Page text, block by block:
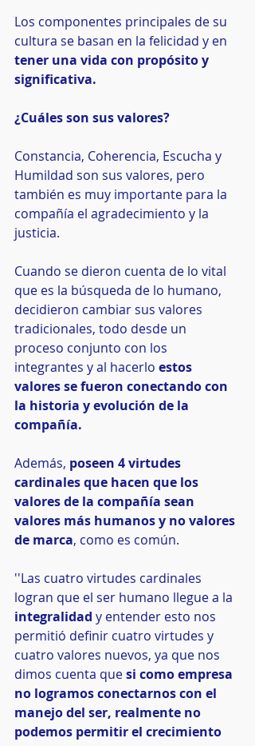
Los componentes principales de su
cultura se basan en la felicidad y en
tener una vida con propósito y
significativa.
¿Cuáles son sus valores?
Constancia, Coherencia, Escucha y
Humildad son sus valores, pero
también es muy importante para la
compañía el agradecimiento y la
justicia.
Cuando se dieron cuenta de lo vital
que es la búsqueda de lo humano,
decidieron cambiar sus valores
tradicionales, todo desde un
proceso conjunto con los
integrantes y al hacerlo estos
valores se fueron conectando con
la historia y evolución de la
compañía.
Además, poseen 4 virtudes
cardinales que hacen que los
valores de la compañía sean
valores más humanos y no valores
de marca, como es común.
''Las cuatro virtudes cardinales
logran que el ser humano llegue a la
integralidad y entender esto nos
permitió definir cuatro virtudes y
cuatro valores nuevos, ya que nos
dimos cuenta que si como empresa
no logramos conectarnos con el
manejo del ser, realmente no
podemos permitir el crecimiento